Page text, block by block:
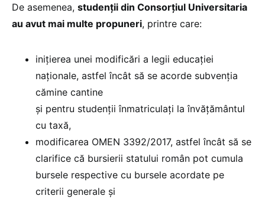
De asemenea, studenții din Consorțiul Universitaria
au avut mai multe propuneri, printre care:
inițierea unei modificări a legii educației
naționale, astfel încât să se acorde subvenția
cămine cantine
și pentru studenții înmatriculați la învățământul
cu taxă,
modificarea OMEN 3392/2017, astfel încât să se
clarifice că bursierii statului român pot cumula
bursele respective cu bursele acordate pe
criterii generale și